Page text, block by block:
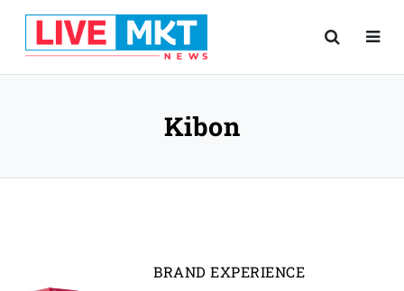
Kibon
BRAND EXPERIENCE